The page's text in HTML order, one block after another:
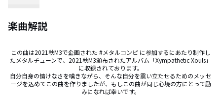
楽曲解説
この曲は2021秋M3で企画された #メタルコンピ に参加するにあたり制作し
たメタルチューンで、2021秋M3頒布されたアルバム「Xympathetic Xouls」
に収録されております。
自分自身の情けなさを嘆きながら、そんな自分を震い立たせるためのメッセ
ージを込めてこの曲を作りましたが、もしこの曲が同じ心境の方にとって励
みになれば幸いです。